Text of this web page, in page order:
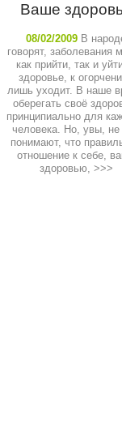
Ваше
08/02/2009 В
говорят, заболевания
как прийти, так и
здоровье, к
лишь уходит. В наше
оберегать своё
принципиально для
человека. Но, увы, не
понимают, что
отношение к себе,
здоровью, >>>